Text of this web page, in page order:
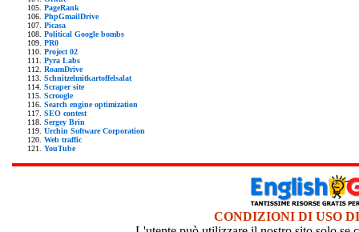
PageRank
PhpGmailDrive
Picasa
Political Google bombs
PR0
Project 02
Pyra Labs
RoamDrive
Schnitzelmitkartoffelsalat
Scraper site
Scroogle
Search engine optimization
SEO contest
Sergey Brin
Urchin Software Corporation
Web traffic
YouTube
CONDIZIONI DI USO